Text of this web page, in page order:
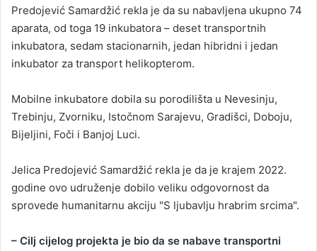
Predojević Samardžić rekla je da su nabavljena ukupno 74
aparata, od toga 19 inkubatora – deset transportnih
inkubatora, sedam stacionarnih, jedan hibridni i jedan
inkubator za transport helikopterom.
Mobilne inkubatore dobila su porodilišta u Nevesinju,
Trebinju, Zvorniku, Istočnom Sarajevu, Gradišci, Doboju,
Bijeljini, Foči i Banjoj Luci.
Jelica Predojević Samardžić rekla je da je krajem 2022.
godine ovo udruženje dobilo veliku odgovornost da
sprovede humanitarnu akciju "S ljubavlju hrabrim srcima".
– Cilj cijelog projekta je bio da se nabave transportni